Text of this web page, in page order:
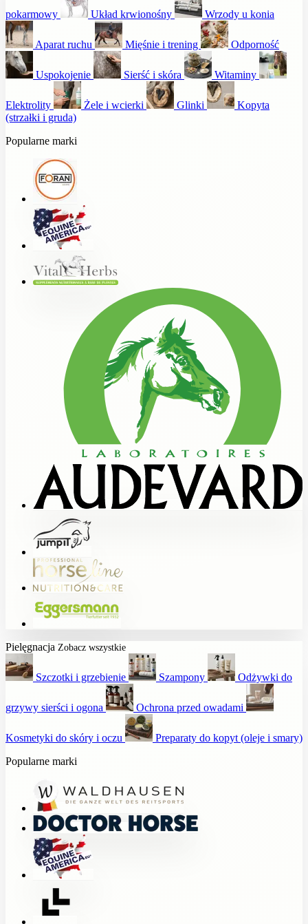
pokarmowy Układ krwionośny Wrzody u konia
Aparat ruchu Mięśnie i trening Odporność
Uspokojenie Sierść i skóra Witaminy
Elektrolity Żele i wcierki Glinki
Kopyta
(strzałki i gruda)
Popularne marki
Pielęgnacja Zobacz wszystkie
Szczotki i grzebienie Szampony Odżywki do
grzywy sierści i ogona Ochrona przed owadami
Kosmetyki do skóry i oczu
Preparaty do kopyt (oleje i smary)
Popularne marki